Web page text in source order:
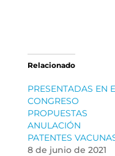
Relacionado
PRESENTADAS EN
CONGRESO
PROPUESTAS
ANULACIÓN
PATENTES
8 de junio de 2021